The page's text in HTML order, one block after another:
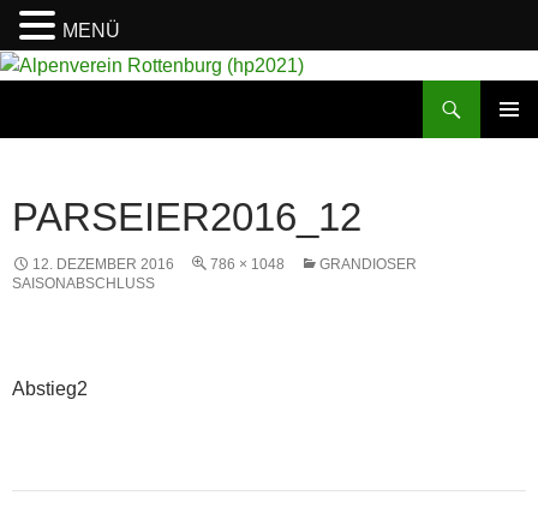
PARSEIER2016_12
12. DEZEMBER 2016 786 × 1048
GRANDIOSER
SAISONABSCHLUSS
Abstieg2
MENÜ